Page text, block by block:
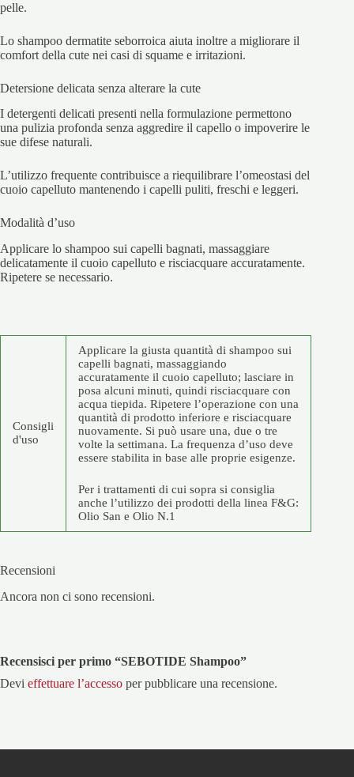
pelle.
Lo shampoo dermatite seborroica aiuta inoltre a migliorare il
comfort della cute nei casi di squame e irritazioni.
Detersione delicata senza alterare la cute
I detergenti delicati presenti nella formulazione permettono
una pulizia profonda senza aggredire il capello o impoverire le
sue difese naturali.
L’utilizzo frequente contribuisce a riequilibrare l’omeostasi del
cuoio capelluto mantenendo i capelli puliti, freschi e leggeri.
Modalità d’uso
Applicare lo shampoo sui capelli bagnati, massaggiare
delicatamente il cuoio capelluto e risciacquare accuratamente.
Ripetere se necessario.
Consigli
d'uso
Applicare la giusta quantità di shampoo sui
capelli bagnati, massaggiando
accuratamente il cuoio capelluto; lasciare in
posa alcuni minuti, quindi risciacquare con
acqua tiepida. Ripetere l’operazione con una
quantità di prodotto inferiore e risciacquare
nuovamente. Si può usare una, due o tre
volte la settimana. La frequenza d’uso deve
essere stabilita in base alle proprie esigenze.
Per i trattamenti di cui sopra si consiglia
anche l’utilizzo dei prodotti della linea F&G:
Olio San e Olio N.1
Recensioni
Ancora non ci sono recensioni.
Recensisci per primo “SEBOTIDE Shampoo”
Devi effettuare l’accesso per pubblicare una recensione.